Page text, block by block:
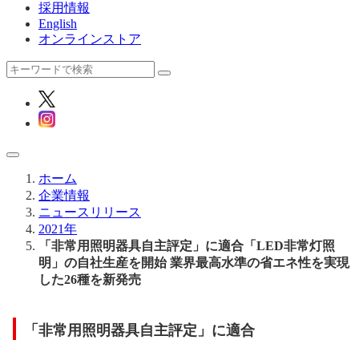
採用情報
English
オンラインストア
ホーム
企業情報
ニュースリリース
2021年
「非常用照明器具自主評定」に適合「LED非常灯照
明」の自社生産を開始 業界最高水準の省エネ性を実現
した26種を新発売
「非常用照明器具自主評定」に適合